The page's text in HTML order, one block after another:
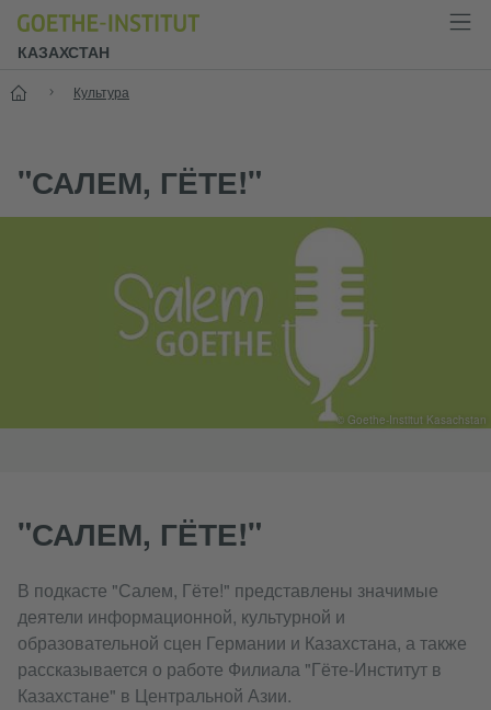
КАЗАХСТАН
Старт
Культура
"САЛЕМ, ГЁТЕ!"
© Goethe-Institut Kasachstan
"САЛЕМ, ГЁТЕ!"
В подкасте "Салем, Гёте!" представлены значимые
деятели информационной, культурной и
образовательной сцен Германии и Казахстана, а также
рассказывается о работе Филиала "Гёте-Институт в
Казахстане" в Центральной Азии.